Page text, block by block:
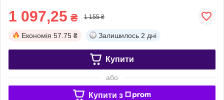
1 097,25 ₴ 1 155 ₴
Економія 57.75 ₴ Залишилось 2 дні
Купити
або
Купити з